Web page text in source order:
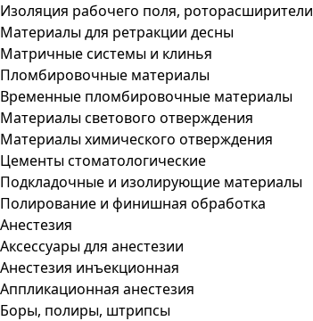
Изоляция рабочего поля, роторасширители
Материалы для ретракции десны
Матричные системы и клинья
Пломбировочные материалы
Временные пломбировочные материалы
Материалы светового отверждения
Материалы химического отверждения
Цементы стоматологические
Подкладочные и изолирующие материалы
Полирование и финишная обработка
Анестезия
Аксессуары для анестезии
Анестезия инъекционная
Аппликационная анестезия
Боры, полиры, штрипсы